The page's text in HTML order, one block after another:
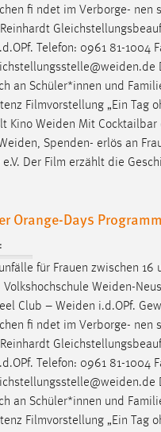
fi ndet im Verborge- nen
Telefon: 0961 81-1004
an Schüler*innen und
Filmvorstellung „Ein Tag
Kino Weiden Mit Cocktailbar
, Spenden- erlös an
e.V. Der Film erzählt die
Orange-Days
für Frauen zwischen 16
Weiden-
Club – Weiden i.d.OPf.
fi ndet im Verborge- nen
Telefon: 0961 81-1004
an Schüler*innen und
Filmvorstellung „Ein Tag